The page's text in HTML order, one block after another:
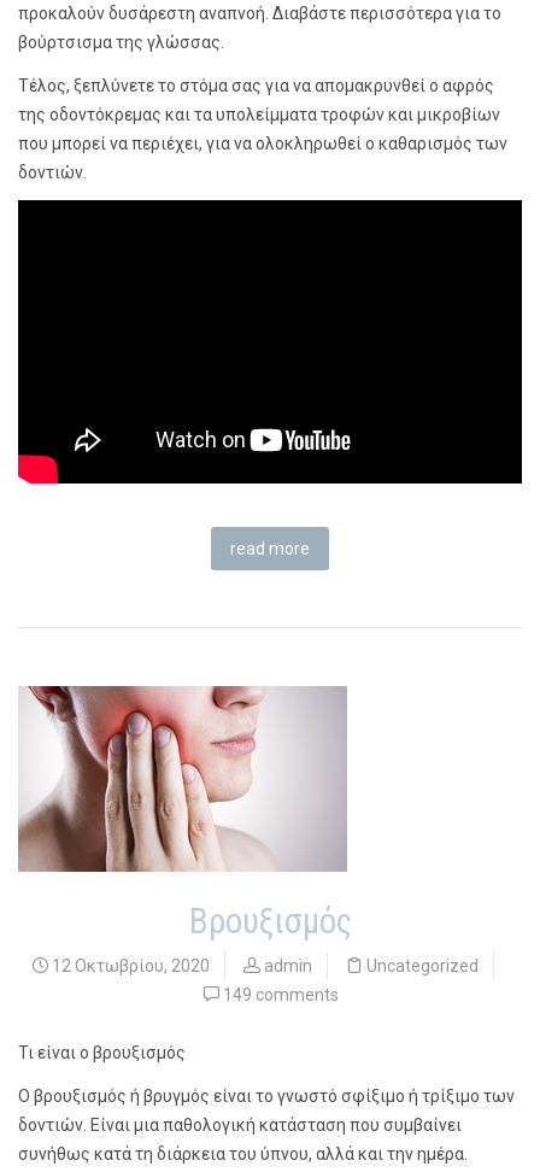
προκαλούν δυσάρεστη αναπνοή. Διαβάστε περισσότερα για το
βούρτσισμα της γλώσσας.
Τέλος, ξεπλύνετε το στόμα σας για να απομακρυνθεί ο αφρός
της οδοντόκρεμας και τα υπολείμματα τροφών και μικροβίων
που μπορεί να περιέχει, για να ολοκληρωθεί ο καθαρισμός των
δοντιών.
read more
Βρουξισμός
12 Οκτωβρίου, 2020 admin
Uncategorized
149 comments
Τι είναι ο βρουξισμός
Ο βρουξισμός ή βρυγμός είναι το γνωστό σφίξιμο ή τρίξιμο των
δοντιών. Είναι μια παθολογική κατάσταση που συμβαίνει
συνήθως κατά τη διάρκεια του ύπνου, αλλά και την ημέρα.